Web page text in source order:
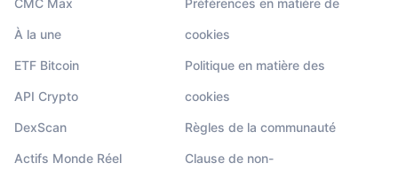
À la une
ETF Bitcoin
API Crypto
DexScan
Actifs Monde Réel
cookies
Politique en matière des
cookies
Règles de la communauté
Clause de non-